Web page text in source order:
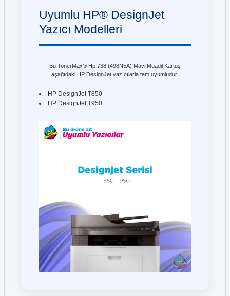
Uyumlu HP® DesignJet
Yazıcı Modelleri
Bu TonerMax® Hp 738 (498N5A) Mavi Muadil Kartuş
aşağıdaki HP DesignJet yazıcılarla tam uyumludur:
HP DesignJet T850
HP DesignJet T950